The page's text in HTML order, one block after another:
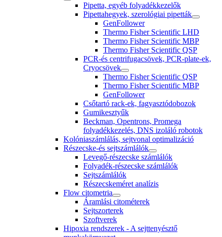
Pipetta, egyéb folyadékkezelők
Pipettahegyek, szerológiai pipetták
GenFollower
Thermo Fisher Scientific LHD
Thermo Fisher Scientific MBP
Thermo Fisher Scientific QSP
PCR-és centrifugacsövek, PCR-plate-ek,
Cryocsövek
Thermo Fisher Scientific QSP
Thermo Fisher Scientific MBP
GenFollower
Csőtartó rack-ek, fagyasztódobozok
Gumikesztyűk
Beckman, Opentrons, Promega
folyadékkezelés, DNS izoláló robotok
Kolóniaszámlálás, sejtvonal optimalizáció
Részecske-és sejtszámlálók
Levegő-részecske számlálók
Folyadék-részecske számlálók
Sejtszámlálók
Részecskeméret analízis
Flow citometria
Áramlási citométerek
Sejtszorterek
Szoftverek
Hipoxia rendszerek - A sejttenyésztő